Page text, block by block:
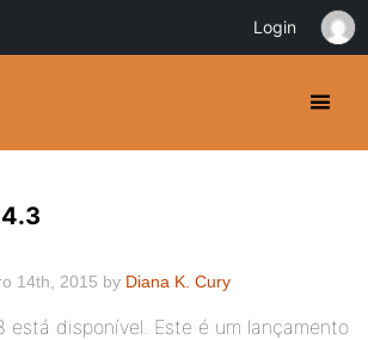
14th, 2015 by Diana K. Cury
está disponível. Este é um lançamento
Login